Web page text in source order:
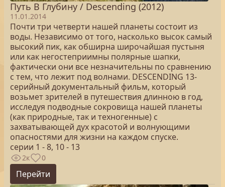
Путь В Глубину / Descending (2012)
11.01.2014
Почти три четверти нашей планеты состоит из
воды. Независимо от того, насколько высок самый
высокий пик, как обширна широчайшая пустыня
или как негостеприимны полярные шапки,
фактически они все незначительны по сравнению
с тем, что лежит под волнами. DESCENDING 13-
серийный документальный фильм, который
возьмет зрителей в путешествия длинною в год,
исследуя подводные сокровища нашей планеты
(как природные, так и техногенные) с
захватывающей дух красотой и волнующими
опасностями для жизни на каждом спуске.
серии 1 - 8, 10 - 13
2к 0
Перейти